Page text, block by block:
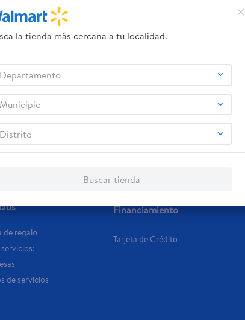
y Condiciones, así como el envío de noticias y
,Línea blanca,Laptops,Colchones,Pantallas,Antigripales,
de regalo
de servicios
Financiamiento
Tarjeta de Crédito
la tienda más cercana a tu localidad.
Departamento
Municipio
Distrito
Buscar tienda